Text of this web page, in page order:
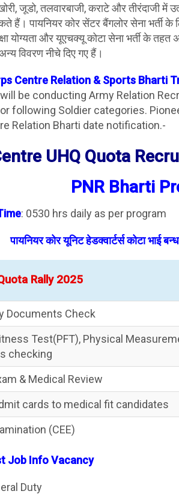
जूडो, तलवारबाजी, कराटे और तीरंदाजी में
हैं। पायनियर कोर सेंटर बैंगलोर सेना भर्ती के
योग्यता और यूएचक्यू कोटा सेना भर्ती के तहत
विवरण नीचे दिए गए हैं।
Centre Relation & Sports Bharti
be conducting Army Relation
following Soldier categories.
Relation Bharti date notification.-
UHQ Quota
PNR Bharti
: 0530 hrs daily as per program
पायनियर कोर यूनिट हेडक्वार्टर्स कोटा भाई
Rally 2025
Documents Check
Test(PFT), Physical
checking
& Medical Review
cards to medical fit candidates
(CEE)
Job Info Vacancy
Duty